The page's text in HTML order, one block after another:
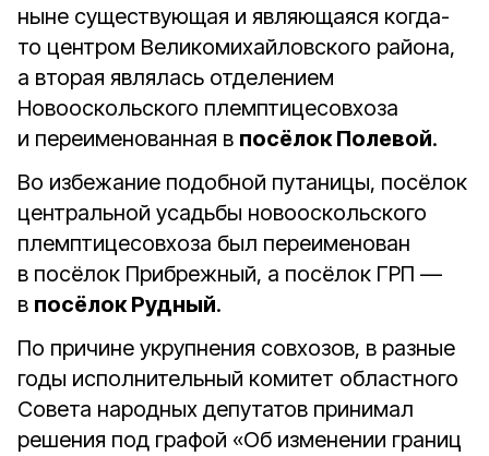
ныне существующая и являющаяся когда-
то центром Великомихайловского района,
а вторая являлась отделением
Новооскольского племптицесовхоза
и переименованная в посёлок Полевой.
Во избежание подобной путаницы, посёлок
центральной усадьбы новооскольского
племптицесовхоза был переименован
в посёлок Прибрежный, а посёлок ГРП —
в посёлок Рудный.
По причине укрупнения совхозов, в разные
годы исполнительный комитет областного
Совета народных депутатов принимал
решения под графой «Об изменении границ